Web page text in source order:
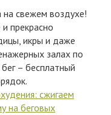
на свежем воздухе!
прекрасно
икры и даже
залах по
– бесплатный
сжигаем
на беговых